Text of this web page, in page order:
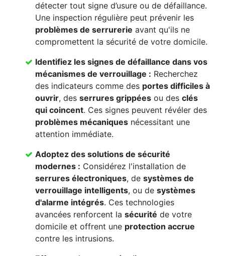
détecter tout signe d’usure ou de défaillance.
Une inspection régulière peut prévenir les
problèmes de serrurerie avant qu'ils ne
compromettent la sécurité de votre domicile.
Identifiez les signes de défaillance dans vos
mécanismes de verrouillage : Recherchez
des indicateurs comme des portes difficiles à
ouvrir, des serrures grippées ou des clés
qui coincent. Ces signes peuvent révéler des
problèmes mécaniques nécessitant une
attention immédiate.
Adoptez des solutions de sécurité
modernes : Considérez l'installation de
serrures électroniques, de systèmes de
verrouillage intelligents, ou de systèmes
d'alarme intégrés. Ces technologies
avancées renforcent la sécurité de votre
domicile et offrent une protection accrue
contre les intrusions.